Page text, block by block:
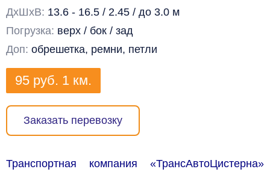
ДхШхВ: 13.6 - 16.5 / 2.45 / до 3.0 м
Погрузка: верх / бок / зад
Доп: обрешетка, ремни, петли
95 руб. 1 км.
Заказать перевозку
Транспортная компания «ТрансАвтоЦистерна»